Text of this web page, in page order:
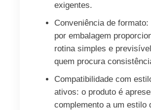
exigentes.
Conveniência de
por embalagem
rotina simples e
quem procura
Compatibilidade com
ativos: o produto é
complemento a um estilo